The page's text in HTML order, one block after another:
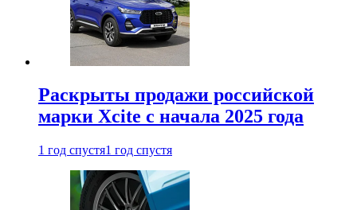
Раскрыты продажи российской
марки Xcite с начала 2025 года
1 год спустя1 год спустя